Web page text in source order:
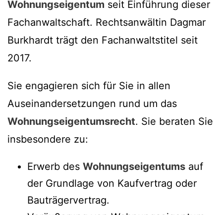
Wohnungseigentum seit Einführung dieser
Fachanwaltschaft. Rechtsanwältin Dagmar
Burkhardt trägt den Fachanwaltstitel seit
2017.
Sie engagieren sich für Sie in allen
Auseinandersetzungen rund um das
Wohnungseigentumsrecht. Sie beraten Sie
insbesondere zu:
Erwerb des Wohnungseigentums auf
der Grundlage von Kaufvertrag oder
Bauträgervertrag.